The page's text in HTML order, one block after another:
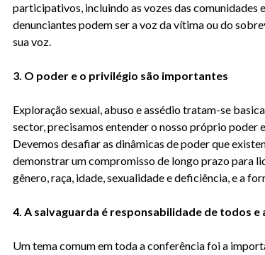
participativos, incluindo as vozes das comunidades
denunciantes podem ser a voz da vítima ou do
sua voz.
3. O poder e o privilégio são importantes
Exploração sexual, abuso e assédiotratam-se
sector, precisamos entender o nosso próprio poder e
Devemos desafiar as dinâmicas de poder que
demonstrar um compromisso de longo prazo para
gênero, raça, idade, sexualidade e deficiência, e a
4. A salvaguarda é responsabilidade de todos
Um tema comum em toda a conferência foi a